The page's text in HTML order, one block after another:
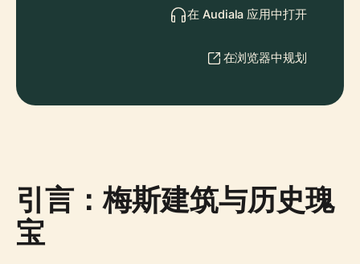
在 Audiala 应用中打开
在浏览器中规划
引言：梅斯建筑与历史瑰
宝